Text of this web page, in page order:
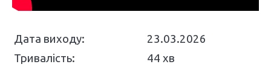
Дата виходу:
23.03.2026
Тривалість:
44 хв